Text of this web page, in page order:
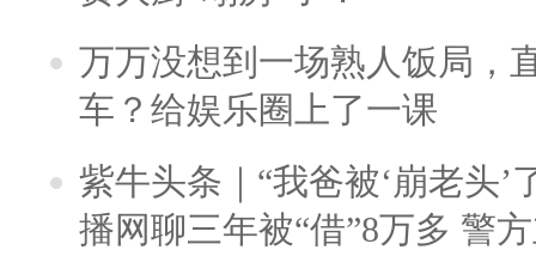
万万没想到一场熟人饭局，
车？给娱乐圈上了一课
紫牛头条｜“我爸被‘崩老头’
播网聊三年被“借”8万多 警